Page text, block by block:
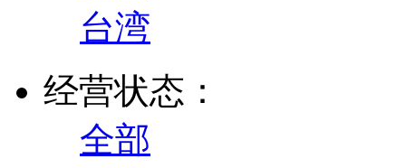
台湾
经营状态：
全部